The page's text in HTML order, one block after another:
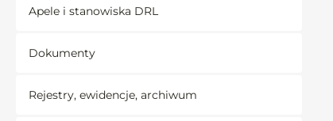
Apele i stanowiska DRL
Dokumenty
Rejestry, ewidencje, archiwum